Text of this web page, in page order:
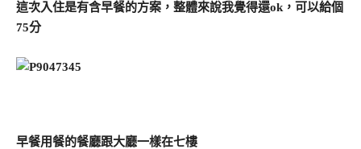
這次入住是有含早餐的方案，整體來說我覺得還ok，可以給個
75分
早餐用餐的餐廳跟大廳一樣在七樓